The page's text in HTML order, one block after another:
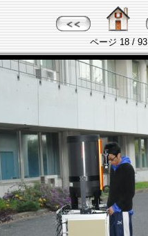
ページ 18 / 93